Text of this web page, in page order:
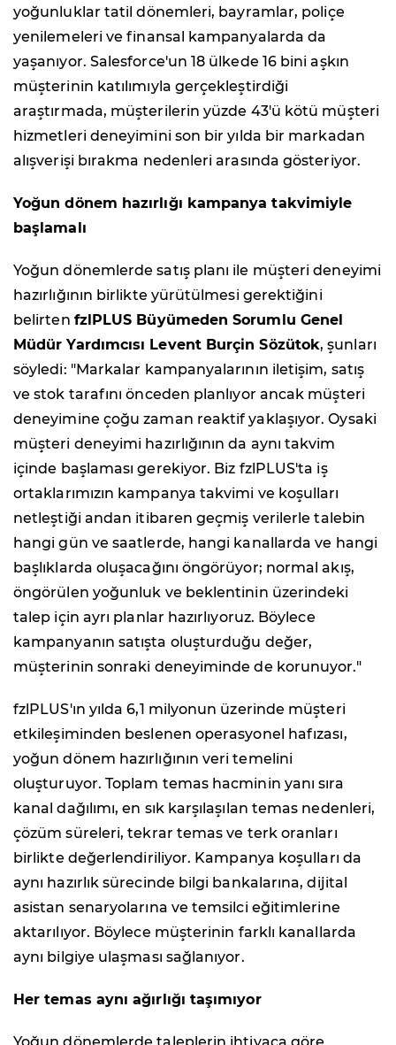
yoğunluklar tatil dönemleri, bayramlar, poliçe
yenilemeleri ve finansal kampanyalarda da
yaşanıyor. Salesforce'un 18 ülkede 16 bini aşkın
müşterinin katılımıyla gerçekleştirdiği
araştırmada, müşterilerin yüzde 43'ü kötü müşteri
hizmetleri deneyimini son bir yılda bir markadan
alışverişi bırakma nedenleri arasında gösteriyor.
Yoğun dönem hazırlığı kampanya takvimiyle
başlamalı
Yoğun dönemlerde satış planı ile müşteri deneyimi
hazırlığının birlikte yürütülmesi gerektiğini
belirten fzlPLUS Büyümeden Sorumlu Genel
Müdür Yardımcısı Levent Burçin Sözütok, şunları
söyledi: "Markalar kampanyalarının iletişim, satış
ve stok tarafını önceden planlıyor ancak müşteri
deneyimine çoğu zaman reaktif yaklaşıyor. Oysaki
müşteri deneyimi hazırlığının da aynı takvim
içinde başlaması gerekiyor. Biz fzlPLUS'ta iş
ortaklarımızın kampanya takvimi ve koşulları
netleştiği andan itibaren geçmiş verilerle talebin
hangi gün ve saatlerde, hangi kanallarda ve hangi
başlıklarda oluşacağını öngörüyor; normal akış,
öngörülen yoğunluk ve beklentinin üzerindeki
talep için ayrı planlar hazırlıyoruz. Böylece
kampanyanın satışta oluşturduğu değer,
müşterinin sonraki deneyiminde de korunuyor."
fzlPLUS'ın yılda 6,1 milyonun üzerinde müşteri
etkileşiminden beslenen operasyonel hafızası,
yoğun dönem hazırlığının veri temelini
oluşturuyor. Toplam temas hacminin yanı sıra
kanal dağılımı, en sık karşılaşılan temas nedenleri,
çözüm süreleri, tekrar temas ve terk oranları
birlikte değerlendiriliyor. Kampanya koşulları da
aynı hazırlık sürecinde bilgi bankalarına, dijital
asistan senaryolarına ve temsilci eğitimlerine
aktarılıyor. Böylece müşterinin farklı kanallarda
aynı bilgiye ulaşması sağlanıyor.
Her temas aynı ağırlığı taşımıyor